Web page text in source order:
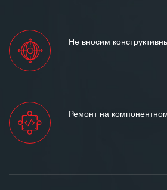
Не вносим
Ремонт на